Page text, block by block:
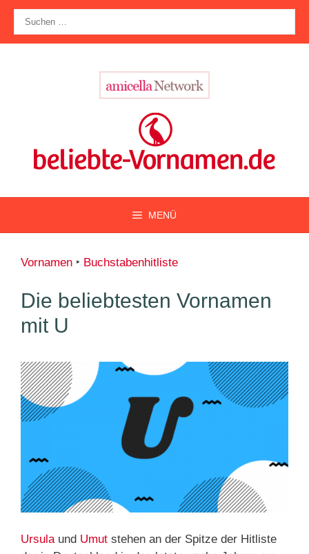
Zum
Inhalt
springen
nach:
MENÜ
Vornamen ‣ Buchstabenhitliste
Die beliebtesten Vornamen
mit U
Ursula und Umut stehen an der Spitze der Hitliste